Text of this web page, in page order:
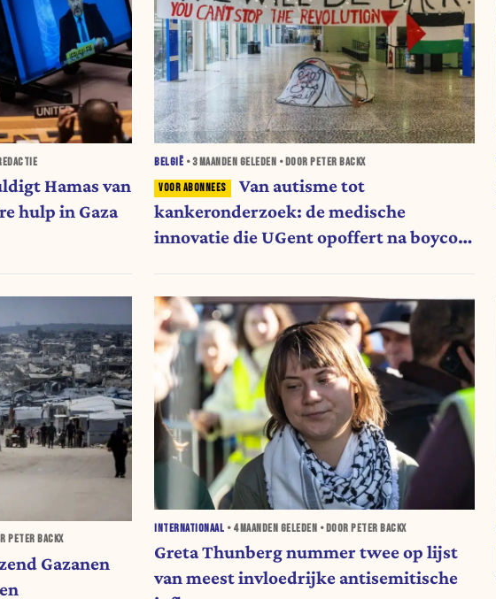
Hamas van
hulp in Gaza
BELGIË •3 MAANDEN GELEDEN • DOOR PETER BACKX
Van autisme tot
kankeronderzoek: de medische
innovatie die UGent opoffert na boycot
PETER BACKX
Gazanen
INTERNATIONAAL • 4 MAANDEN GELEDEN • DOOR PETER BACKX
Greta Thunberg nummer twee op lijst
van meest invloedrijke antisemitische